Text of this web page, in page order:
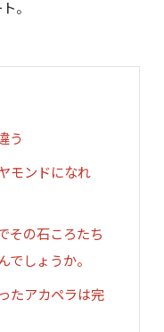
。
う
モンドになれ
その石ころたち
でしょうか。
たアカペラは完